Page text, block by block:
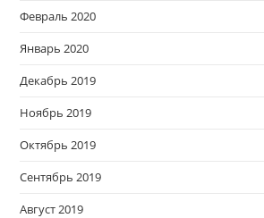
Февраль 2020
Январь 2020
Декабрь 2019
Ноябрь 2019
Октябрь 2019
Сентябрь 2019
Август 2019